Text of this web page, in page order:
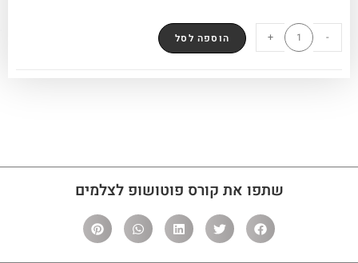
-
+ הוספה לסל
שתפו את קורס פוטושופ לצלמים